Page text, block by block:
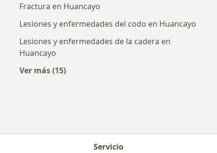
Fractura en Huancayo
Lesiones y enfermedades del codo en Huancayo
Lesiones y enfermedades de la cadera en
Huancayo
Ver más (15)
Servicio